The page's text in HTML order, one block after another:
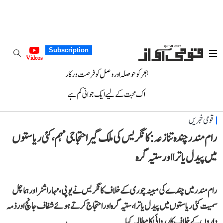
Subscription
Videos
ہجر کو حوصلہ اور وصل کو فرصت درکار
اک محبت کے لیے ایک جوانی کم ہے
قومی خبریں
رام مندر چندہ تنازعہ: کانگریس کی ملک گیر احتجاجی مہم، کئی ریاستوں
میں پیدل یاترا اور ستیہ گرہ
رام مندر میں چندے کی مبینہ چوری کے خلاف کانگریس نے یوپی، مہاراشٹر اور ہماچل
سمیت کئی ریاستوں میں پیدل یاترا، ستیہ گرہ اور احتجاج کرتے ہوئے شفاف جانچ اور ذمہ